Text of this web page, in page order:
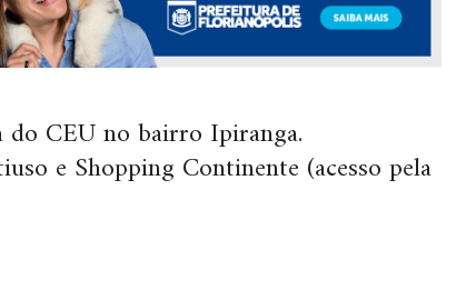
do CEU no bairro Ipiranga.
e Shopping Continente (acesso pela